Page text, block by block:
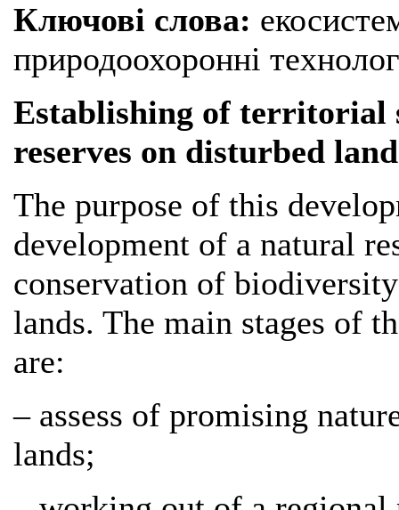
Ключові слова:
природоохоронні
Establishing of territorial
reserves on disturbed
The purpose of this
development of a natural
conservation of
lands. The main stages of
are:
– assess of promising
lands;